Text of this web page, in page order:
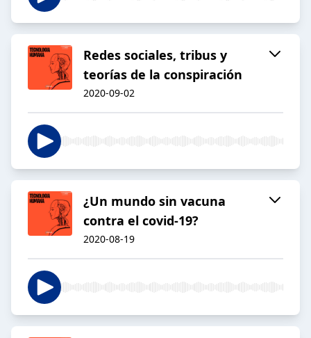
Redes sociales, tribus y
teorías de la conspiración
2020-09-02
¿Un mundo sin vacuna
contra el covid-19?
2020-08-19